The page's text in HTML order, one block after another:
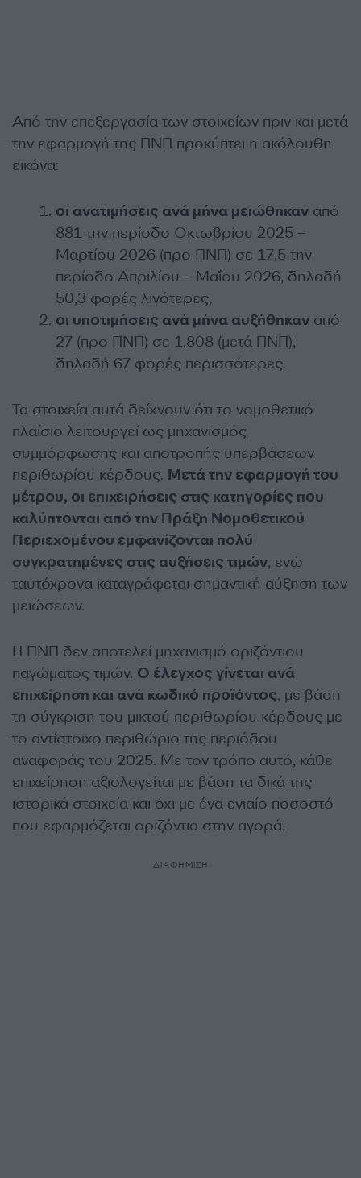
Από την επεξεργασία των στοιχείων πριν και μετά
την εφαρμογή της ΠΝΠ προκύπτει η ακόλουθη
εικόνα:
οι ανατιμήσεις ανά μήνα μειώθηκαν από
881 την περίοδο Οκτωβρίου 2025 –
Μαρτίου 2026 (προ ΠΝΠ) σε 17,5 την
περίοδο Απριλίου – Μαΐου 2026, δηλαδή
50,3 φορές λιγότερες,
οι υποτιμήσεις ανά μήνα αυξήθηκαν από
27 (προ ΠΝΠ) σε 1.808 (μετά ΠΝΠ),
δηλαδή 67 φορές περισσότερες.
Τα στοιχεία αυτά δείχνουν ότι το νομοθετικό
πλαίσιο λειτουργεί ως μηχανισμός
συμμόρφωσης και αποτροπής υπερβάσεων
περιθωρίου κέρδους. Μετά την εφαρμογή του
μέτρου, οι επιχειρήσεις στις κατηγορίες που
καλύπτονται από την Πράξη Νομοθετικού
Περιεχομένου εμφανίζονται πολύ
συγκρατημένες στις αυξήσεις τιμών, ενώ
ταυτόχρονα καταγράφεται σημαντική αύξηση των
μειώσεων.
Η ΠΝΠ δεν αποτελεί μηχανισμό οριζόντιου
παγώματος τιμών. Ο έλεγχος γίνεται ανά
επιχείρηση και ανά κωδικό προϊόντος, με βάση
τη σύγκριση του μικτού περιθωρίου κέρδους με
το αντίστοιχο περιθώριο της περιόδου
αναφοράς του 2025. Με τον τρόπο αυτό, κάθε
επιχείρηση αξιολογείται με βάση τα δικά της
ιστορικά στοιχεία και όχι με ένα ενιαίο ποσοστό
που εφαρμόζεται οριζόντια στην αγορά.
ΔΙΑΦΗΜΙΣΗ